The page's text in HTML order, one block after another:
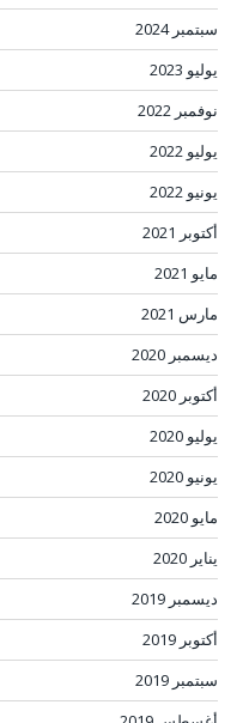
سبتمبر 2024
يوليو 2023
نوفمبر 2022
يوليو 2022
يونيو 2022
أكتوبر 2021
مايو 2021
مارس 2021
ديسمبر 2020
أكتوبر 2020
يوليو 2020
يونيو 2020
مايو 2020
يناير 2020
ديسمبر 2019
أكتوبر 2019
سبتمبر 2019